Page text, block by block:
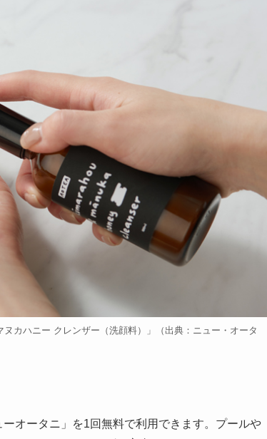
カハニー クレンザー（洗顔料）」（出典：ニュー・オータ
オータニ」を1回無料で利用できます。プールや